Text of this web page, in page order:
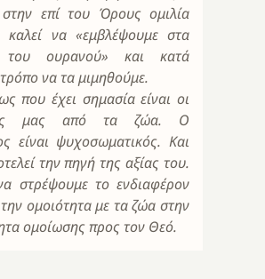
στην επί του Όρους ομιλία
να «εμβλέψουμε στα
του ουρανού» και κατά
να τα μιμηθούμε.
που έχει σημασία είναι οι
μας από τα ζώα. Ο
είναι ψυχοσωματικός. Και
την πηγή της αξίας του.
στρέψουμε το ενδιαφέρον
ομοιότητα με τα ζώα στην
ομοίωσης προς τον Θεό.